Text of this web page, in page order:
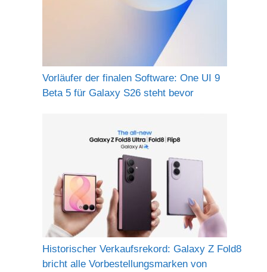
Vorläufer der finalen Software: One UI 9
Beta 5 für Galaxy S26 steht bevor
Historischer Verkaufsrekord: Galaxy Z Fold8
bricht alle Vorbestellungsmarken von